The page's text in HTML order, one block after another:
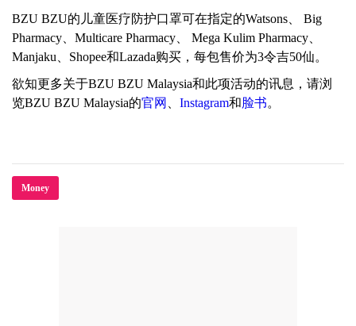
BZU BZU的儿童医疗防护口罩可在指定的Watsons、 Big
Pharmacy、Multicare Pharmacy、 Mega Kulim Pharmacy、
Manjaku、Shopee和Lazada购买，每包售价为3令吉50仙。
欲知更多关于BZU BZU Malaysia和此项活动的讯息，请浏
览BZU BZU Malaysia的官网 Instagram和脸书。
Money